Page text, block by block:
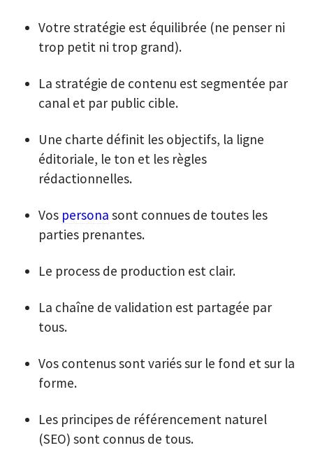
Votre stratégie est équilibrée (ne penser ni
trop petit ni trop grand).
La stratégie de contenu est segmentée par
canal et par public cible.
Une charte définit les objectifs, la ligne
éditoriale, le ton et les règles
rédactionnelles.
Vos persona sont connues de toutes les
parties prenantes.
Le process de production est clair.
La chaîne de validation est partagée par
tous.
Vos contenus sont variés sur le fond et sur la
forme.
Les principes de référencement naturel
(SEO) sont connus de tous.